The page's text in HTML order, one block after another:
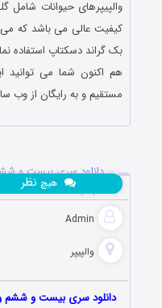
کیفیت عالی می باشد که می
بک گراند دسکتاپ استفاده
هم اکنون شما می توانید
مستقیم و به رایگان از وب
Wallpapers
Admin
والپیپر
هیچ نظر
دانلود سری بیست و ششم